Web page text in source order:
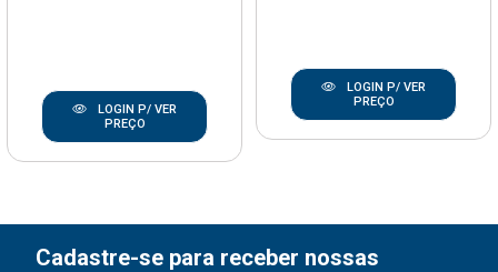
LOGIN P/ VER
PREÇO
LOGIN P/ VER
PREÇO
Cadastre-se para receber nossas